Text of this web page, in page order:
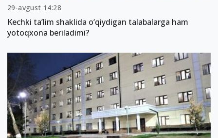
29-avgust 14:28
Kechki ta’lim shaklida o‘qiydigan talabalarga ham
yotoqxona beriladimi?